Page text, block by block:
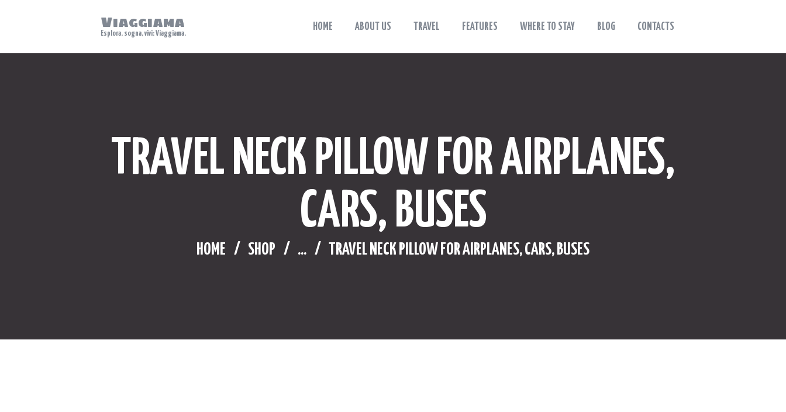
Viaggiama
Esplora, sogna, vivi: Viaggiama.
HOME ABOUT US TRAVEL FEATURES WHERE TO STAY BLOG CONTACTS
TRAVEL NECK PILLOW FOR AIRPLANES,
CARS, BUSES
HOME SHOP ... TRAVEL NECK PILLOW FOR AIRPLANES, CARS, BUSES
Esplora, sogna, vivi: Viaggiama.
WHERE TO STAY
BLOG
CONTACTS